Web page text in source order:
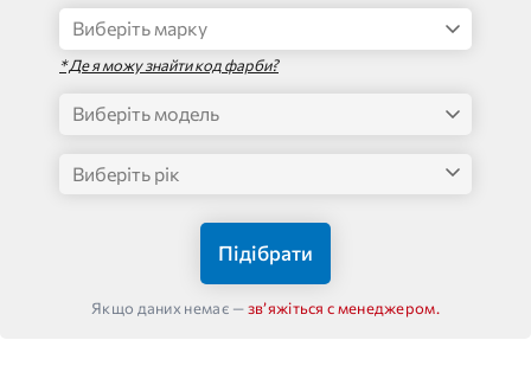
* Де я можу знайти код фарби?
Підібрати
Якщо даних немає —звʼяжіться с менеджером.